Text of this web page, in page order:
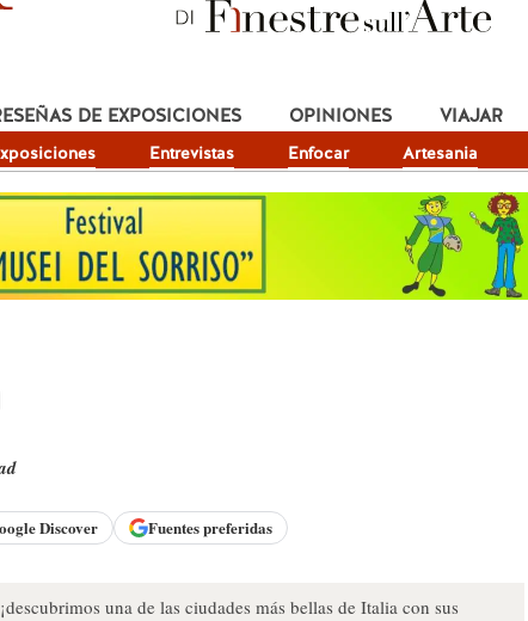
Entrevistas Enfocar Artesania
DE EXPOSICIONES OPINIONES VIAJAR
Discover Fuentes preferidas
una de las ciudades más bellas de Italia con sus